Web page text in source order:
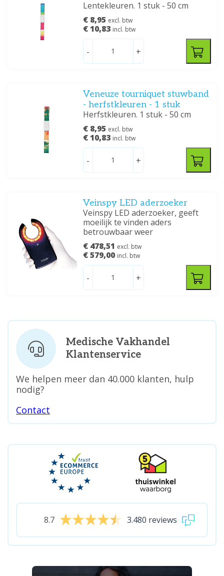
Lentekleuren. 1 stuk - 50 cm
€ 8,95 excl. btw
€ 10,83 incl. btw
- +
Veneuze tourniquet stuwband
- herfstkleuren - 1 stuk
Herfstkleuren. 1 stuk - 50 cm
€ 8,95 excl. btw
€ 10,83 incl. btw
- +
Veinspy LED aderzoeker
Veinspy LED aderzoeker, geeft
moeilijk te vinden aders
betrouwbaar weer
€ 478,51 excl. btw
€ 579,00 incl. btw
- +
Medische Vakhandel
Klantenservice
We helpen meer dan 40.000 klanten, hulp
nodig?
Contact
8.7 3.480 reviews